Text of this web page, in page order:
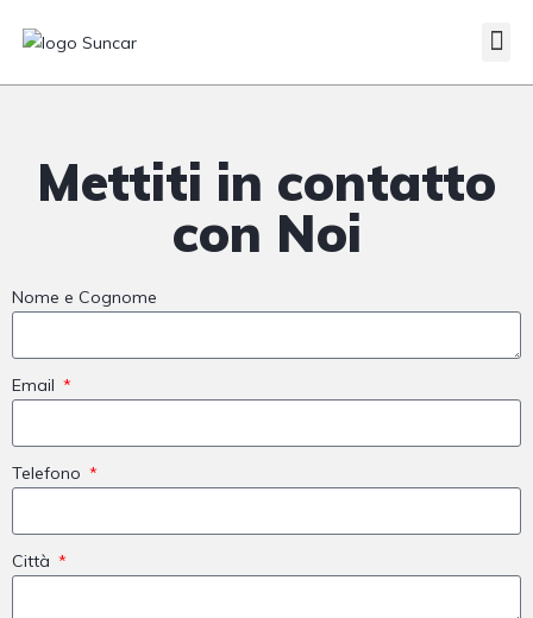
Mettiti in contatto
con Noi
Nome e Cognome
Email
Telefono
Città